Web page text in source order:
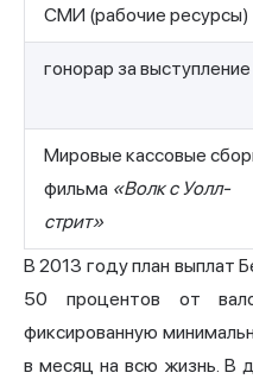
СМИ (рабочие ресурсы)
гонорар за выступление
Мировые кассовые
фильма «Волк с Уолл-
стрит»
В 2013 году план выплат
50 процентов от
фиксированную
в месяц на всю жизнь. В